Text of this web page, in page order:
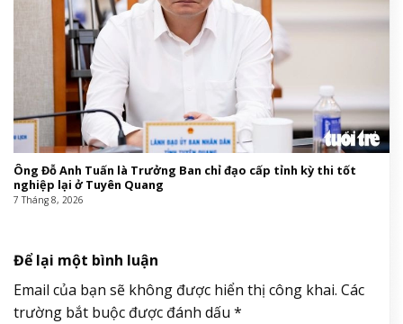
Ông Đỗ Anh Tuấn là Trưởng Ban chỉ đạo cấp tỉnh kỳ thi tốt
nghiệp lại ở Tuyên Quang
7 Tháng 8, 2026
Để lại một bình luận
Email của bạn sẽ không được hiển thị công khai. Các
trường bắt buộc được đánh dấu *